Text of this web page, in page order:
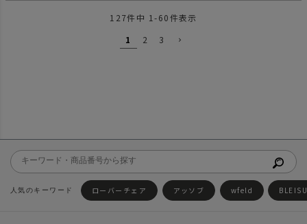
127件中 1-60件表示
1
2 3
ローバーチェア アッソブ wfeld